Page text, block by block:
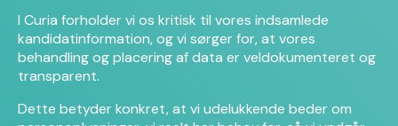
I Curia forholder vi os kritisk til vores indsamlede
kandidatinformation, og vi sørger for, at vores
behandling og placering af data er veldokumenteret og
transparent.
Dette betyder konkret, at vi udelukkende beder om